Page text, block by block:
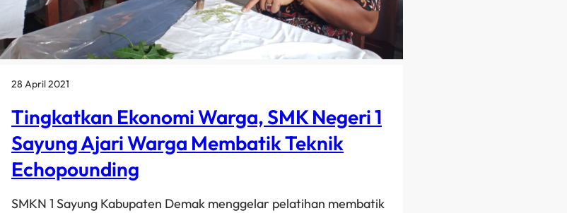
28 April 2021
Tingkatkan Ekonomi Warga, SMK Negeri 1
Sayung Ajari Warga Membatik Teknik
Echopounding
SMKN 1 Sayung Kabupaten Demak menggelar pelatihan membatik